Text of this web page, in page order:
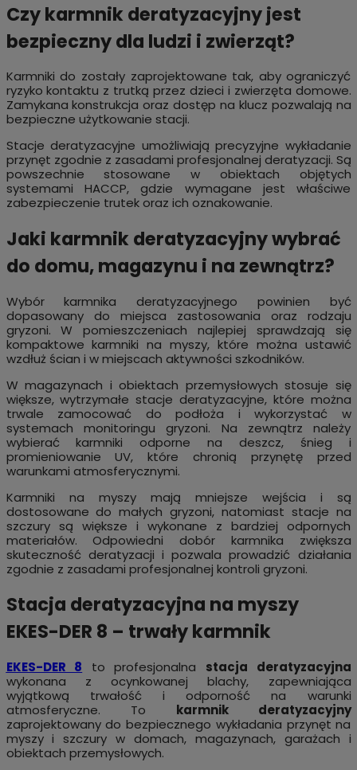
Czy karmnik deratyzacyjny jest
bezpieczny dla ludzi i zwierząt?
Karmniki do zostały zaprojektowane tak, aby ograniczyć
ryzyko kontaktu z trutką przez dzieci i zwierzęta domowe.
Zamykana konstrukcja oraz dostęp na klucz pozwalają na
bezpieczne użytkowanie stacji.
Stacje deratyzacyjne umożliwiają precyzyjne wykładanie
przynęt zgodnie z zasadami profesjonalnej deratyzacji. Są
powszechnie stosowane w obiektach objętych
systemami HACCP, gdzie wymagane jest właściwe
zabezpieczenie trutek oraz ich oznakowanie.
Jaki karmnik deratyzacyjny wybrać
do domu, magazynu i na zewnątrz?
Wybór karmnika deratyzacyjnego powinien być
dopasowany do miejsca zastosowania oraz rodzaju
gryzoni. W pomieszczeniach najlepiej sprawdzają się
kompaktowe karmniki na myszy, które można ustawić
wzdłuż ścian i w miejscach aktywności szkodników.
W magazynach i obiektach przemysłowych stosuje się
większe, wytrzymałe stacje deratyzacyjne, które można
trwale zamocować do podłoża i wykorzystać w
systemach monitoringu gryzoni. Na zewnątrz należy
wybierać karmniki odporne na deszcz, śnieg i
promieniowanie UV, które chronią przynętę przed
warunkami atmosferycznymi.
Karmniki na myszy mają mniejsze wejścia i są
dostosowane do małych gryzoni, natomiast stacje na
szczury są większe i wykonane z bardziej odpornych
materiałów. Odpowiedni dobór karmnika zwiększa
skuteczność deratyzacji i pozwala prowadzić działania
zgodnie z zasadami profesjonalnej kontroli gryzoni.
Stacja deratyzacyjna na myszy
EKES-DER 8 – trwały karmnik
EKES-DER 8 to profesjonalna stacja deratyzacyjna
wykonana z ocynkowanej blachy, zapewniająca
wyjątkową trwałość i odporność na warunki
atmosferyczne. To karmnik deratyzacyjny
zaprojektowany do bezpiecznego wykładania przynęt na
myszy i szczury w domach, magazynach, garażach i
obiektach przemysłowych.